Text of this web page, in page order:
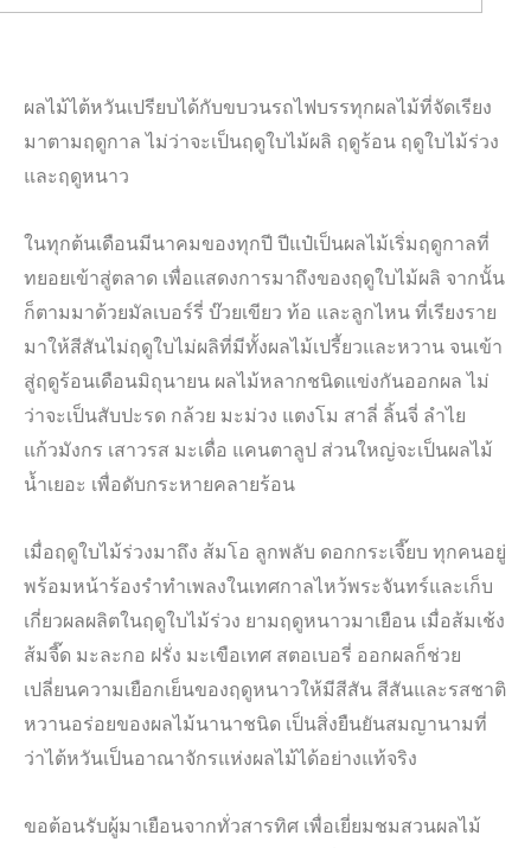
ผลไม้ไต้หวันเปรียบได้กับขบวนรถไฟบรรทุกผลไม้ที่จัดเรียง
มาตามฤดูกาล ไม่ว่าจะเป็นฤดูใบไม้ผลิ ฤดูร้อน ฤดูใบไม้ร่วง
และฤดูหนาว
ในทุกต้นเดือนมีนาคมของทุกปี ปีแป๋เป็นผลไม้เริ่มฤดูกาลที่
ทยอยเข้าสู่ตลาด เพื่อแสดงการมาถึงของฤดูใบไม้ผลิ จากนั้น
ก็ตามมาด้วยมัลเบอร์รี่ บ๊วยเขียว ท้อ และลูกไหน ที่เรียงราย
มาให้สีสันไม่ฤดูใบไม่ผลิที่มีทั้งผลไม้เปรี้ยวและหวาน จนเข้า
สู่ฤดูร้อนเดือนมิถุนายน ผลไม้หลากชนิดแข่งกันออกผล ไม่
ว่าจะเป็นสับปะรด กล้วย มะม่วง แตงโม สาลี่ ลิ้นจี่ ลำไย
แก้วมังกร เสาวรส มะเดื่อ แคนตาลูป ส่วนใหญ่จะเป็นผลไม้
น้ำเยอะ เพื่อดับกระหายคลายร้อน
เมื่อฤดูใบไม้ร่วงมาถึง ส้มโอ ลูกพลับ ดอกกระเจี๊ยบ ทุกคนอยู่
พร้อมหน้าร้องรำทำเพลงในเทศกาลไหว้พระจันทร์และเก็บ
เกี่ยวผลผลิตในฤดูใบไม้ร่วง ยามฤดูหนาวมาเยือน เมื่อส้มเช้ง
ส้มจี๊ด มะละกอ ฝรั่ง มะเขือเทศ สตอเบอรี่ ออกผลก็ช่วย
เปลี่ยนความเยือกเย็นของฤดูหนาวให้มีสีสัน สีสันและรสชาติ
หวานอร่อยของผลไม้นานาชนิด เป็นสิ่งยืนยันสมญานามที่
ว่าไต้หวันเป็นอาณาจักรแห่งผลไม้ได้อย่างแท้จริง
ขอต้อนรับผู้มาเยือนจากทั่วสารทิศ เพื่อเยี่ยมชมสวนผลไม้